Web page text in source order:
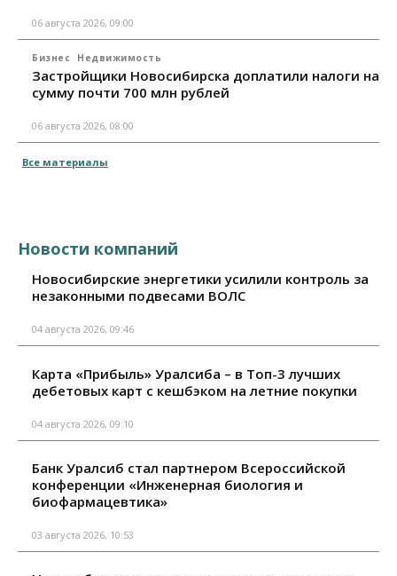
06 августа 2026, 09:00
Бизнес Недвижимость
Застройщики Новосибирска доплатили налоги на
сумму почти 700 млн рублей
06 августа 2026, 08:00
Все материалы
Новости компаний
Новосибирские энергетики усилили контроль за
незаконными подвесами ВОЛС
04 августа 2026, 09:46
Карта «Прибыль» Уралсиба – в Топ-3 лучших
дебетовых карт с кешбэком на летние покупки
04 августа 2026, 09:10
Банк Уралсиб стал партнером Всероссийской
конференции «Инженерная биология и
биофармацевтика»
03 августа 2026, 10:53